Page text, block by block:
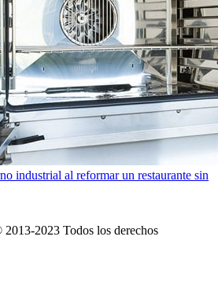
industrial al reformar un restaurante sin
2023 Todos los derechos